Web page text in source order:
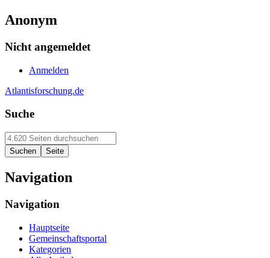
Anonym
Nicht angemeldet
Anmelden
Atlantisforschung.de
Suche
Navigation
Navigation
Hauptseite
Gemeinschaftsportal
Kategorien